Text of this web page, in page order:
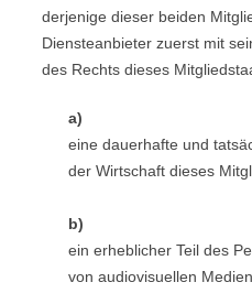
derjenige dieser beiden
Diensteanbieter zuerst mit
des Rechts dieses
a)
eine dauerhafte und
der Wirtschaft dieses
b)
ein erheblicher Teil des
von audiovisuellen